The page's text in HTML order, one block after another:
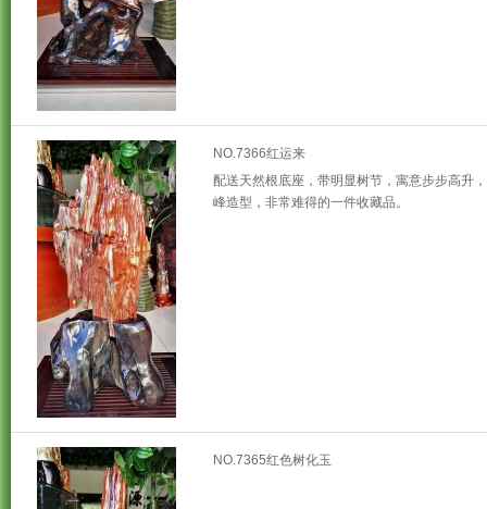
NO.7366红运来
配送天然根底座，带明显树节，寓意步步高升
峰造型，非常难得的一件收藏品。
NO.7365红色树化玉